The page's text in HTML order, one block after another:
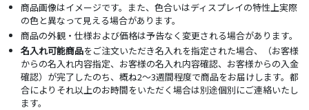
商品画像はイメージです。また、色合いはディスプレイの特性上実際
の色と異なって見える場合があります。
商品の外観・仕様および価格は予告なく変更される場合があります。
名入れ可能商品をご注文いただき名入れを指定された場合、（お客様
からの名入れ内容指定、お客様の名入れ内容確認、お客様からの入金
確認）が完了したのち、概ね2～3週間程度で商品をお届けします。都
合によりそれ以上のお時間をいただく場合は別途個別にご連絡いたし
ます。